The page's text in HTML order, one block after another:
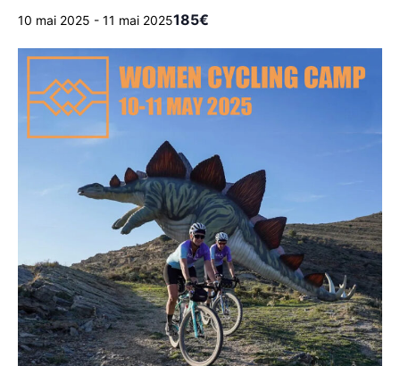
10 mai 2025 - 11 mai 2025185€